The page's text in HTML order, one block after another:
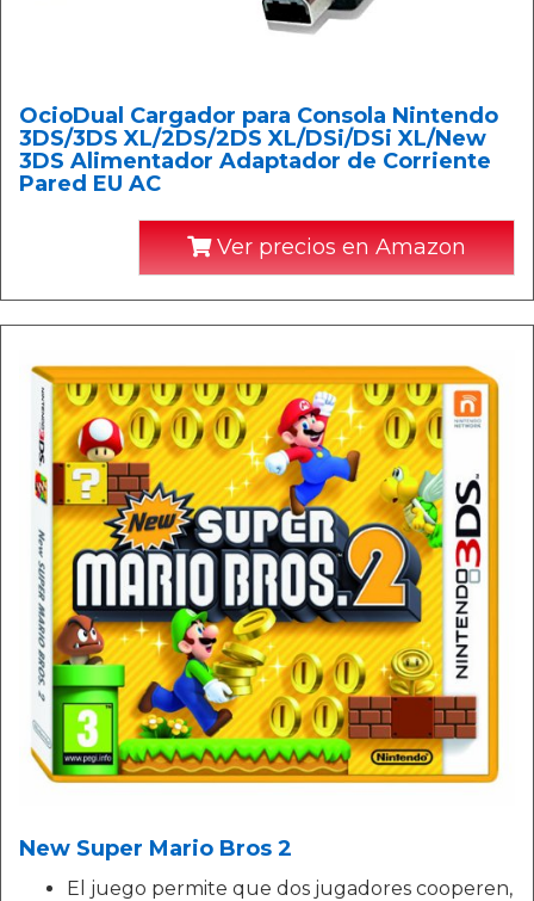
OcioDual Cargador para Consola Nintendo
3DS/3DS XL/2DS/2DS XL/DSi/DSi XL/New
3DS Alimentador Adaptador de Corriente
Pared EU AC
Ver precios en Amazon
New Super Mario Bros 2
El juego permite que dos jugadores cooperen,